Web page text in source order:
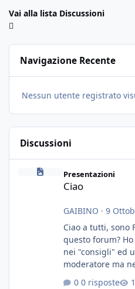
Vai alla lista Discussioni
Navigazione Recente
Nessun utente registrato
Discussioni
Presentazioni
Ciao
GAIBINO · 9
Ciao a tutti, sono
questo forum?
nei "consigli" ed
moderatore ma
chissà... speravo
0 risposte